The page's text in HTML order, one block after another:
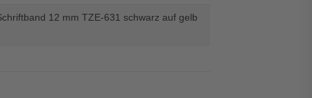
12 mm TZE-631 schwarz auf gelb